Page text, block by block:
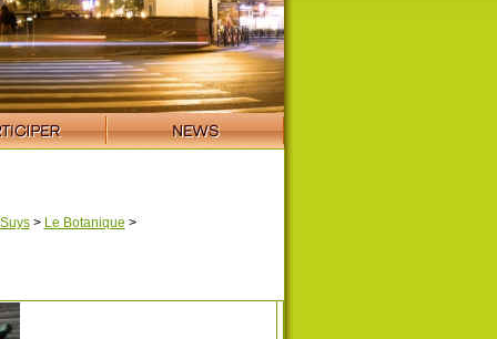
> Le Botanique >